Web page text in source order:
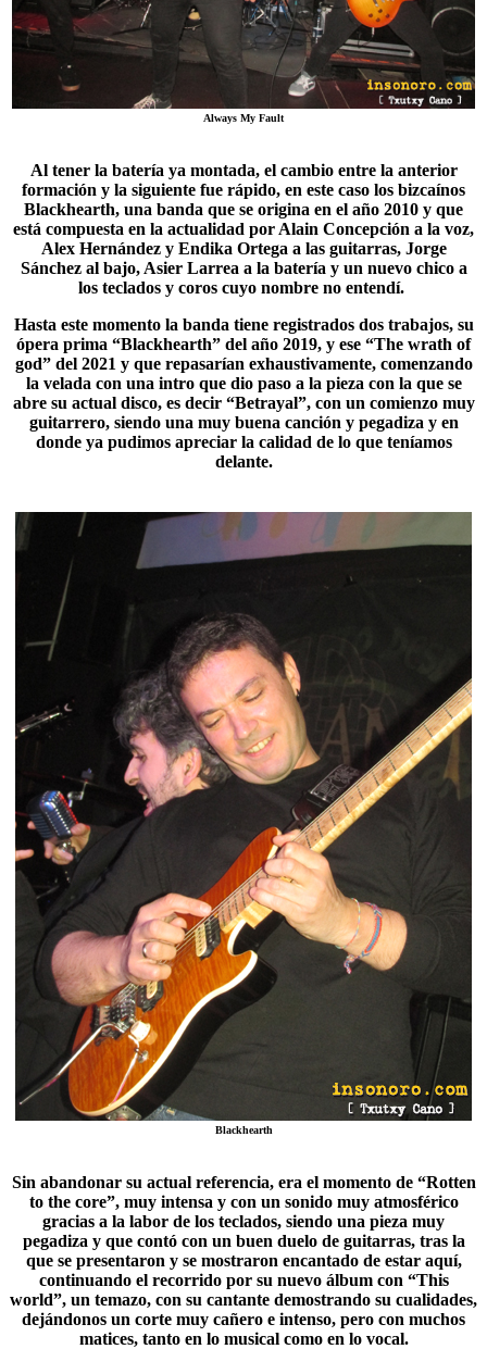
Always My Fault
Al tener la batería ya montada, el cambio entre la anterior
formación y la siguiente fue rápido, en este caso los bizcaínos
Blackhearth, una banda que se origina en el año 2010 y que
está compuesta en la actualidad por Alain Concepción a la voz,
Alex Hernández y Endika Ortega a las guitarras, Jorge
Sánchez al bajo, Asier Larrea a la batería y un nuevo chico a
los teclados y coros cuyo nombre no entendí.
Hasta este momento la banda tiene registrados dos trabajos, su
ópera prima “Blackhearth” del año 2019, y ese “The wrath of
god” del 2021 y que repasarían exhaustivamente, comenzando
la velada con una intro que dio paso a la pieza con la que se
abre su actual disco, es decir “Betrayal”, con un comienzo muy
guitarrero, siendo una muy buena canción y pegadiza y en
donde ya pudimos apreciar la calidad de lo que teníamos
delante.
Blackhearth
Sin abandonar su actual referencia, era el momento de “Rotten
to the core”, muy intensa y con un sonido muy atmosférico
gracias a la labor de los teclados, siendo una pieza muy
pegadiza y que contó con un buen duelo de guitarras, tras la
que se presentaron y se mostraron encantado de estar aquí,
continuando el recorrido por su nuevo álbum con “This
world”, un temazo, con su cantante demostrando su cualidades,
dejándonos un corte muy cañero e intenso, pero con muchos
matices, tanto en lo musical como en lo vocal.